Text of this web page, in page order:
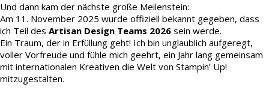
Und dann kam der nächste große Meilenstein:
Am 11. November 2025 wurde offiziell bekannt gegeben, dass
ich Teil des Artisan Design Teams 2026 sein werde.
Ein Traum, der in Erfüllung geht! Ich bin unglaublich aufgeregt,
voller Vorfreude und fühle mich geehrt, ein Jahr lang gemeinsam
mit internationalen Kreativen die Welt von Stampin’ Up!
mitzugestalten.